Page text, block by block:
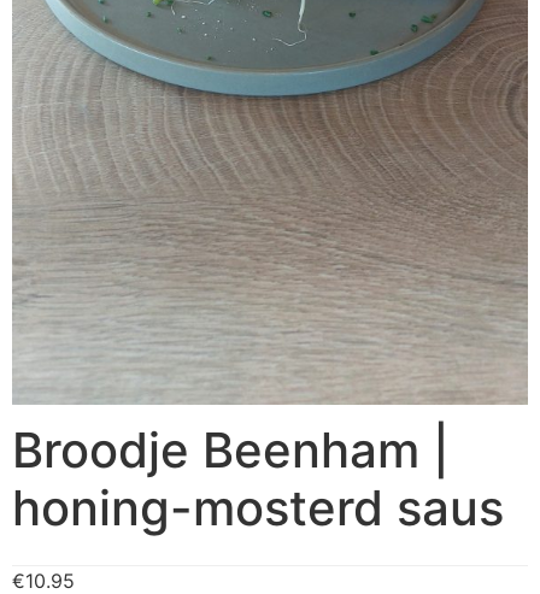
Broodje Beenham |
honing-mosterd saus
€10.95